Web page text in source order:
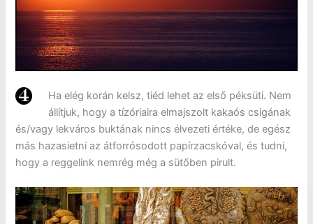
Ha elég korán kelsz, tiéd lehet az első péksüti. Nem
állítjuk, hogy a tízóriaira elmajszolt kakaós csigának
és/vagy lekváros buktának nincs élvezeti értéke, de egész
más hazasietni az átforrósodott papírzacskóval, és tudni,
hogy a reggelink nemrég még a sütőben pirult.